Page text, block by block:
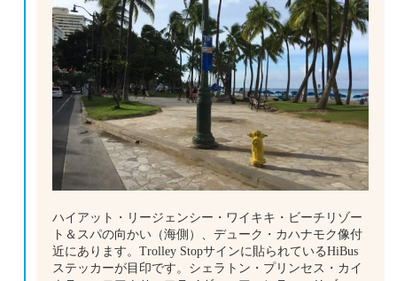
ハイアット・リージェンシー・ワイキキ・ビーチリゾー
ト＆スパの向かい（海側）、デューク・カハナモク像付
近にあります。Trolley Stopサインに貼られているHiBus
ステッカーが目印です。シェラトン・プリンセス・カイ